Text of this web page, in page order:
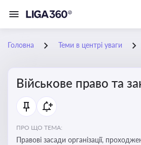
Головна Теми в центрі уваги
Військове право та
ПРО ЩО ТЕМА:
Правові засади організації,